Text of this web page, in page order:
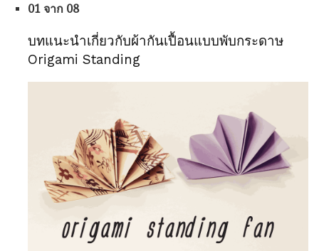
01 จาก 08
บทแนะนำเกี่ยวกับผ้ากันเปื้อนแบบพับกระดาษ
Origami Standing